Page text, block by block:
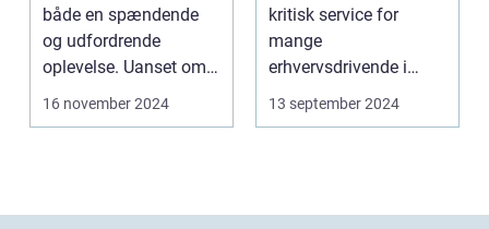
både en spændende
og udfordrende
oplevelse. Uanset om
16 november 2024
kritisk service for
mange
erhvervsdrivende i
Frederikshavn og
omegn. Det er p...
13 september 2024